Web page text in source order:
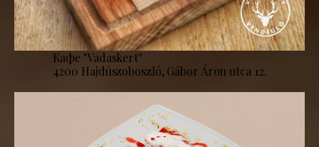
Кафе "Vadaskert''
4200 Hajdúszoboszló, Gábor Áron utca 12.